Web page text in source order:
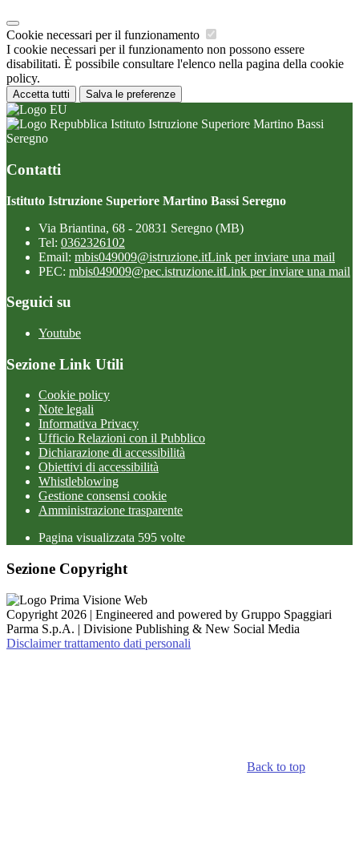
Cookie necessari per il funzionamento
I cookie necessari per il funzionamento non possono essere
disabilitati. È possibile consultare l'elenco nella pagina della cookie
policy.
Accetta tutti Salva le preferenze
Istituto Istruzione Superiore Martino Bassi
Seregno
Contatti
Istituto Istruzione Superiore Martino Bassi Seregno
Via Briantina, 68 - 20831 Seregno (MB)
Tel: 0362326102
Email: mbis049009@istruzione.itLink per inviare una mail
PEC: mbis049009@pec.istruzione.itLink per inviare una mail
Seguici su
Youtube
Sezione Link Utili
Cookie policy
Note legali
Informativa Privacy
Ufficio Relazioni con il Pubblico
Dichiarazione di accessibilità
Obiettivi di accessibilità
Whistleblowing
Gestione consensi cookie
Amministrazione trasparente
Pagina visualizzata 595 volte
Sezione Copyright
Copyright 2026 | Engineered and powered by Gruppo Spaggiari
Parma S.p.A. | Divisione Publishing & New Social Media
Disclaimer trattamento dati personali
Back to top